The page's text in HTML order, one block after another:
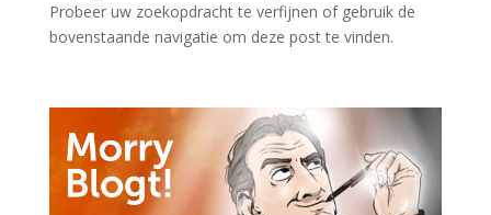
Probeer uw zoekopdracht te verfijnen of gebruik de
bovenstaande navigatie om deze post te vinden.